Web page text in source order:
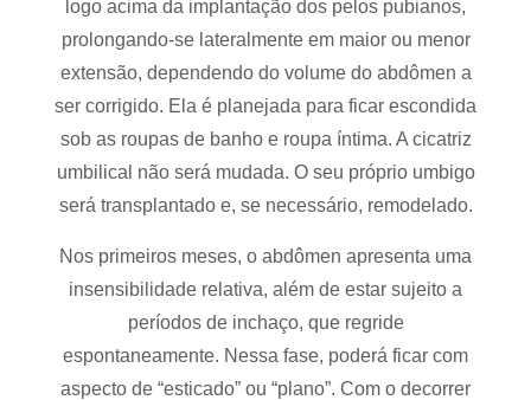
logo acima da implantação dos pelos pubianos,
prolongando-se lateralmente em maior ou menor
extensão, dependendo do volume do abdômen a
ser corrigido. Ela é planejada para ficar escondida
sob as roupas de banho e roupa íntima. A cicatriz
umbilical não será mudada. O seu próprio umbigo
será transplantado e, se necessário, remodelado.
Nos primeiros meses, o abdômen apresenta uma
insensibilidade relativa, além de estar sujeito a
períodos de inchaço, que regride
espontaneamente. Nessa fase, poderá ficar com
aspecto de “esticado” ou “plano”. Com o decorrer